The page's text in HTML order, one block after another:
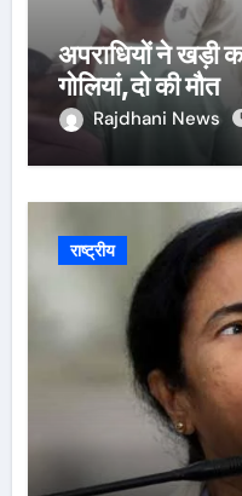
अपराधियों ने खड़ी
गोलियां,दो की मौत
Rajdhani News
राष्ट्रीय